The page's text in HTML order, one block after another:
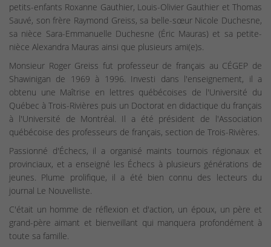
petits-enfants Roxanne Gauthier, Louis-Olivier Gauthier et Thomas
Sauvé, son frère Raymond Greiss, sa belle-sœur Nicole Duchesne,
sa nièce Sara-Emmanuelle Duchesne (Éric Mauras) et sa petite-
nièce Alexandra Mauras ainsi que plusieurs ami(e)s.
Monsieur Roger Greiss fut professeur de français au CÉGEP de
Shawinigan de 1969 à 1996. Investi dans l'enseignement, il a
obtenu une Maîtrise en lettres québécoises de l'Université du
Québec à Trois-Rivières puis un Doctorat en didactique du français
à l'Université de Montréal. Il a été président de l'Association
québécoise des professeurs de français, section de Trois-Rivières.
Passionné d'Échecs, il a organisé maints tournois régionaux et
provinciaux, et a enseigné les Échecs à plusieurs générations de
jeunes. Plume prolifique, il a été bien connu des lecteurs du
journal Le Nouvelliste.
C'était un homme de réflexion et d'action, un époux, un père et
grand-père aimant et bienveillant qui manquera profondément à
toute sa famille.